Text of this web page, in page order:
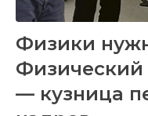
Физики
Физический
— кузница